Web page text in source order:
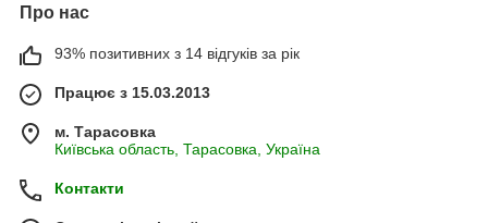
Про нас
93% позитивних з 14 відгуків за рік
Працює з 15.03.2013
м. Тарасовка
Київська область, Тарасовка, Україна
Контакти